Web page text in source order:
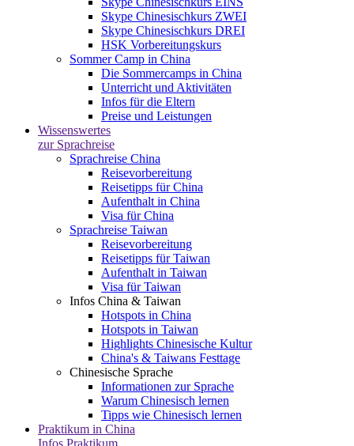
Skype Chinesischkurs ZWEI
Skype Chinesischkurs DREI
HSK Vorbereitungskurs
Sommer Camp in China
Die Sommercamps in China
Unterricht und Aktivitäten
Infos für die Eltern
Preise und Leistungen
Wissenswertes
zur Sprachreise
Sprachreise China
Reisevorbereitung
Reisetipps für China
Aufenthalt in China
Visa für China
Sprachreise Taiwan
Reisevorbereitung
Reisetipps für Taiwan
Aufenthalt in Taiwan
Visa für Taiwan
Infos China & Taiwan
Hotspots in China
Hotspots in Taiwan
Highlights Chinesische Kultur
China's & Taiwans Festtage
Chinesische Sprache
Informationen zur Sprache
Warum Chinesisch lernen
Tipps wie Chinesisch lernen
Praktikum in China
Infos Praktikum